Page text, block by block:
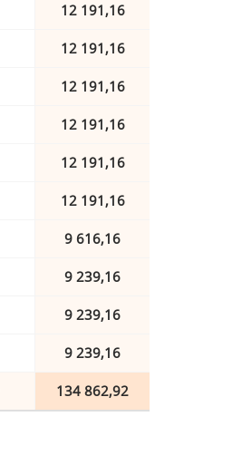
12 191,16
12 191,16
12 191,16
12 191,16
12 191,16
12 191,16
9 616,16
9 239,16
9 239,16
9 239,16
134 862,92